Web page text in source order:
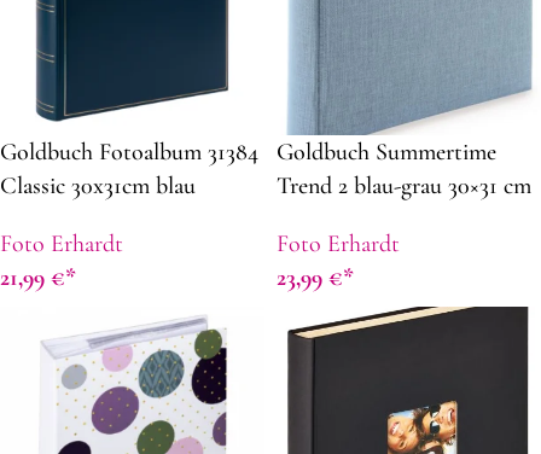
Goldbuch Fotoalbum 31384
Classic 30x31cm blau
Foto Erhardt
21,99 €
Goldbuch Summertime
Trend 2 blau-grau 30×31 cm
Foto Erhardt
23,99 €